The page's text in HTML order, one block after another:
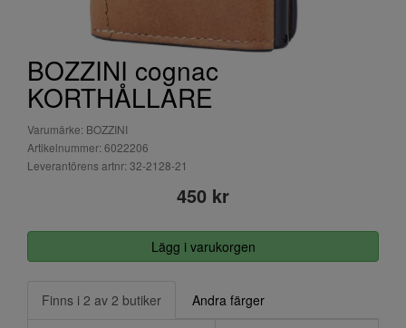
BOZZINI cognac
KORTHÅLLARE
Varumärke: BOZZINI
Artikelnummer: 6022206
Leverantörens artnr: 32-2128-21
450 kr
Lägg i varukorgen
Finns i 2 av 2 butiker
Andra färger